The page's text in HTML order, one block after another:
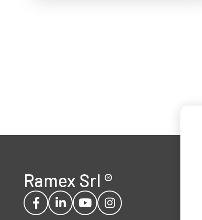
Ramex Srl ®